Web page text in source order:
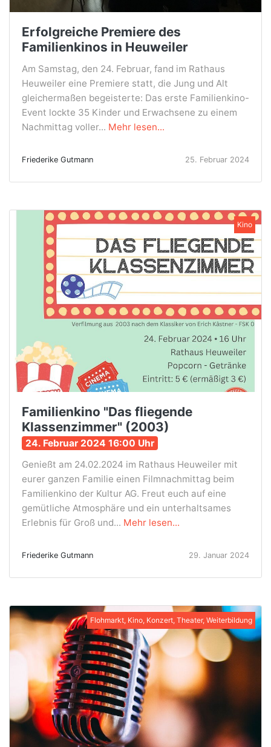
Erfolgreiche Premiere des
Familienkinos in Heuweiler
Am Samstag, den 24. Februar, fand im Rathaus
Heuweiler eine Premiere statt, die Jung und Alt
gleichermaßen begeisterte: Das erste Familienkino-
Event lockte 35 Kinder und Erwachsene zu einem
Nachmittag voller... Mehr lesen...
Friederike Gutmann 25. Februar 2024
Kino
Familienkino "Das fliegende
Klassenzimmer" (2003)
24. Februar 2024 16:00 Uhr
Genießt am 24.02.2024 im Rathaus Heuweiler mit
eurer ganzen Familie einen Filmnachmittag beim
Familienkino der Kultur AG. Freut euch auf eine
gemütliche Atmosphäre und ein unterhaltsames
Erlebnis für Groß und... Mehr lesen...
Friederike Gutmann 29. Januar 2024
Flohmarkt, Kino, Konzert, Theater, Weiterbildung